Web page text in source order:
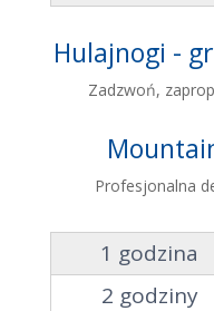
Hulajnogi -
Zadzwoń,
Profesjonalna
1 godzina
2 godziny